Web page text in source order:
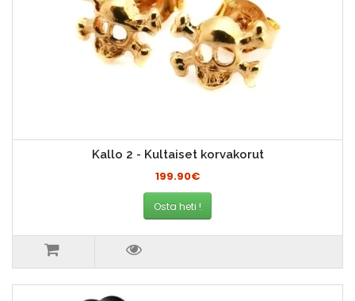
Kallo 2 - Kultaiset korvakorut
199.90€
Osta heti !